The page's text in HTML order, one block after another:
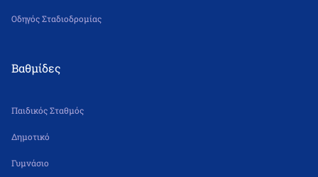
Οδηγός Σταδιοδρομίας
Βαθμίδες
Παιδικός Σταθμός
Δημοτικό
Γυμνάσιο